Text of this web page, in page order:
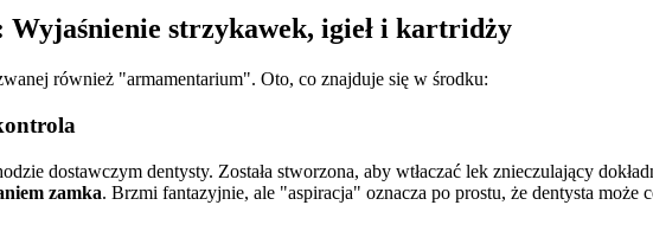
Wyjaśnienie strzykawek, igieł i kartridży
również "armamentarium". Oto, co znajduje się w środku:
dostawczym dentysty. Została stworzona, aby wtłaczać lek znieczulający
zamka. Brzmi fantazyjnie, ale "aspiracja" oznacza po prostu, że dentysta